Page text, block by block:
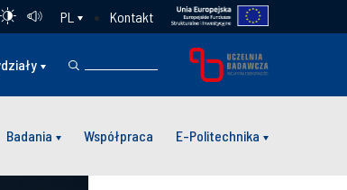
PL Kontakt
Badania Współpraca E-Politechnika